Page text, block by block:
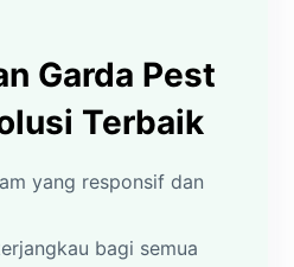
Garda Pest
Terbaik
yang responsif dan
bagi semua